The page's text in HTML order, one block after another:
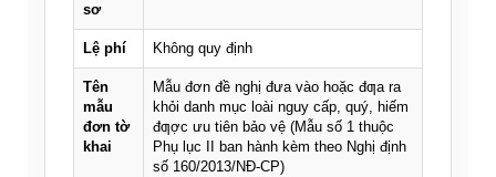
sơ
Lệ phí Không quy định
Tên
mẫu
đơn tờ
khai
Mẫu đơn đề nghị đưa vào hoặc đƣa ra
khỏi danh mục loài nguy cấp, quý, hiếm
đƣợc ưu tiên bảo vệ (Mẫu số 1 thuộc
Phụ lục II ban hành kèm theo Nghị định
số 160/2013/NĐ-CP)